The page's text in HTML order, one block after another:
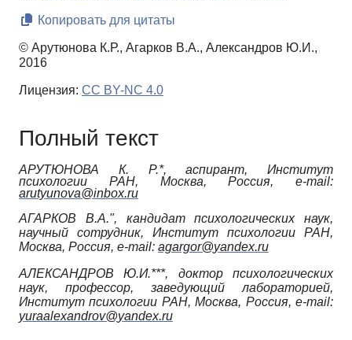
Копировать для цитаты
© Арутюнова К.Р., Агарков В.А., Александров Ю.И.,
2016
Лицензия: CC BY-NC 4.0
Полный текст
АРУТЮНОВА К. Р.*,аспирант, Институт
психологии РАН, Москва, Россия, e-mail:
arutyunova@inbox.ru
АГАРКОВ В.А.", кандидат психологических наук,
научный сотрудник, Институт психологии РАН,
Москва, Россия, e-mail: agargor@yandex.ru
АЛЕКСАНДРОВ Ю.И.***, доктор психологических
наук, профессор, заведующий лабораторией,
Институт психологии РАН, Москва, Россия, e-mail:
yuraalexandrov@yandex.ru